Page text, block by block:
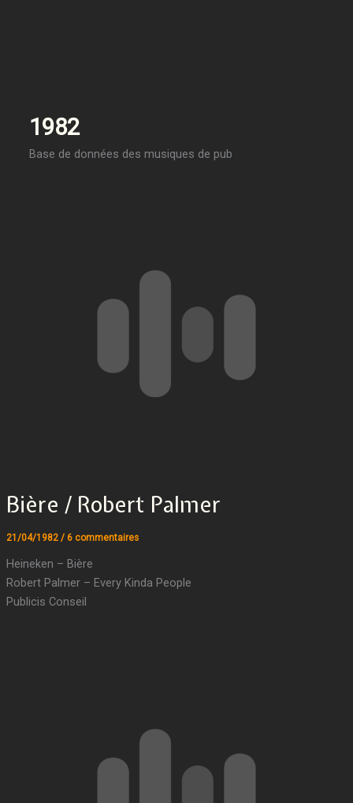
1982
Base de données des musiques de pub
Bière / Robert Palmer
21/04/1982 / 6 commentaires
Heineken – Bière
Robert Palmer – Every Kinda People
Publicis Conseil